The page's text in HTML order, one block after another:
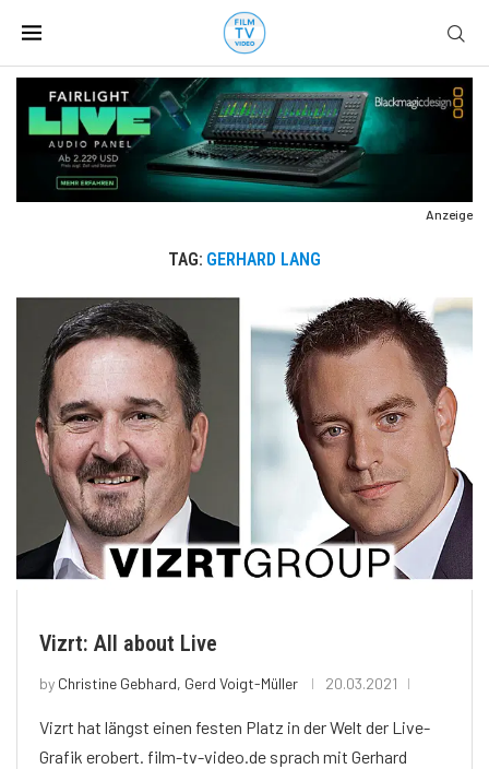
Anzeige
TAG: GERHARD LANG
Vizrt: All about Live
by Christine Gebhard, Gerd Voigt-Müller 20.03.2021
Vizrt hat längst einen festen Platz in der Welt der Live-
Grafik erobert. film-tv-video.de sprach mit Gerhard